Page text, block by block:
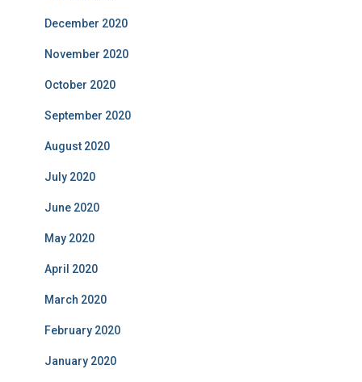
December 2020
November 2020
October 2020
September 2020
August 2020
July 2020
June 2020
May 2020
April 2020
March 2020
February 2020
January 2020